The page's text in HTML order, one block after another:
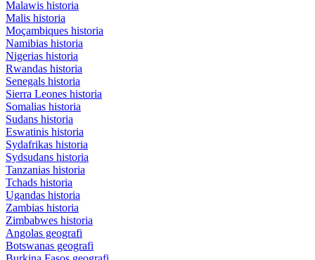
Malawis historia
Malis historia
Moçambiques historia
Namibias historia
Nigerias historia
Rwandas historia
Senegals historia
Sierra Leones historia
Somalias historia
Sudans historia
Eswatinis historia
Sydafrikas historia
Sydsudans historia
Tanzanias historia
Tchads historia
Ugandas historia
Zambias historia
Zimbabwes historia
Angolas geografi
Botswanas geografi